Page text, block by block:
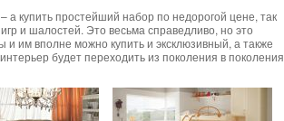
а купить простейший набор по недорогой цене, так
и шалостей. Это весьма справедливо, но это
и им вполне можно купить и эксклюзивный, а также
будет переходить из поколения в поколения